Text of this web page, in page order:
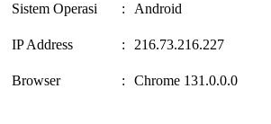
Sistem Operasi : Android
IP Address : 216.73.216.227
Browser : Chrome 131.0.0.0